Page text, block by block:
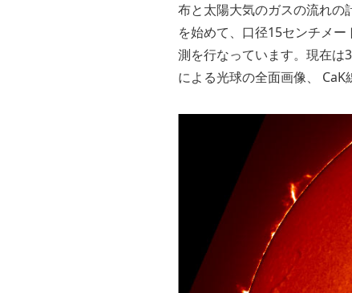
布と太陽大気のガスの流れの
を始めて、口径15センチメ
測を行なっています。現在は
による光球の全面画像、 CaK